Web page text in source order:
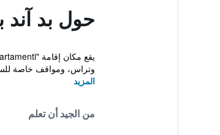
حول بد آند
وتراس، ومواقف خاصة
المزيد
من الجيد أن تعلم